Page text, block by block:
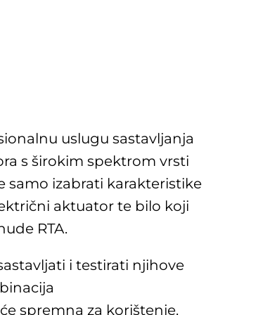
uslugu sastavljanja
s širokim spektrom vrsti
samo izabrati karakteristike
aktuator te bilo koji
RTA.
i testirati njihove
spremna za korištenje.